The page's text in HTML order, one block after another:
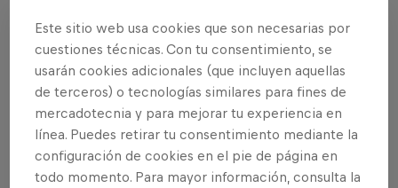
réplicas de algunos de los lugares de patinaje más
icónicos de la ciudad anfitriona, en un formato de
eliminatoria 1 versus 1 que corona a un nuevo rey y
reina de cada parada.
¡Cada enfrentamiento en el centro de la ciudad
reúne a los mejores talentos locales e
Este sitio web usa cookies que son necesarias por
cuestiones técnicas. Con tu consentimiento, se
usarán cookies adicionales (que incluyen aquellas
de terceros) o tecnologías similares para fines de
mercadotecnia y para mejorar tu experiencia en
línea. Puedes retirar tu consentimiento mediante la
configuración de cookies en el pie de página en
todo momento. Para mayor información, consulta la